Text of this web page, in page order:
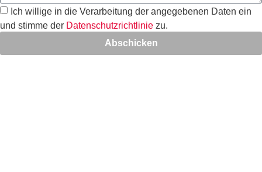
Ich willige in die Verarbeitung der angegebenen Daten ein
und stimme der Datenschutzrichtlinie zu.
Abschicken